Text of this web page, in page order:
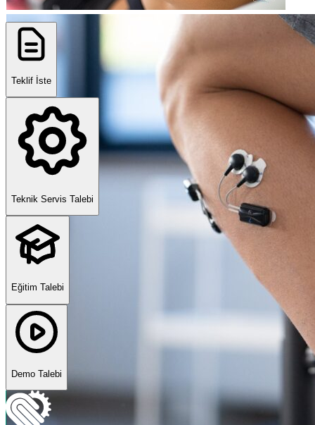
Teklif İste
Teknik Servis Talebi
Eğitim Talebi
Demo Talebi